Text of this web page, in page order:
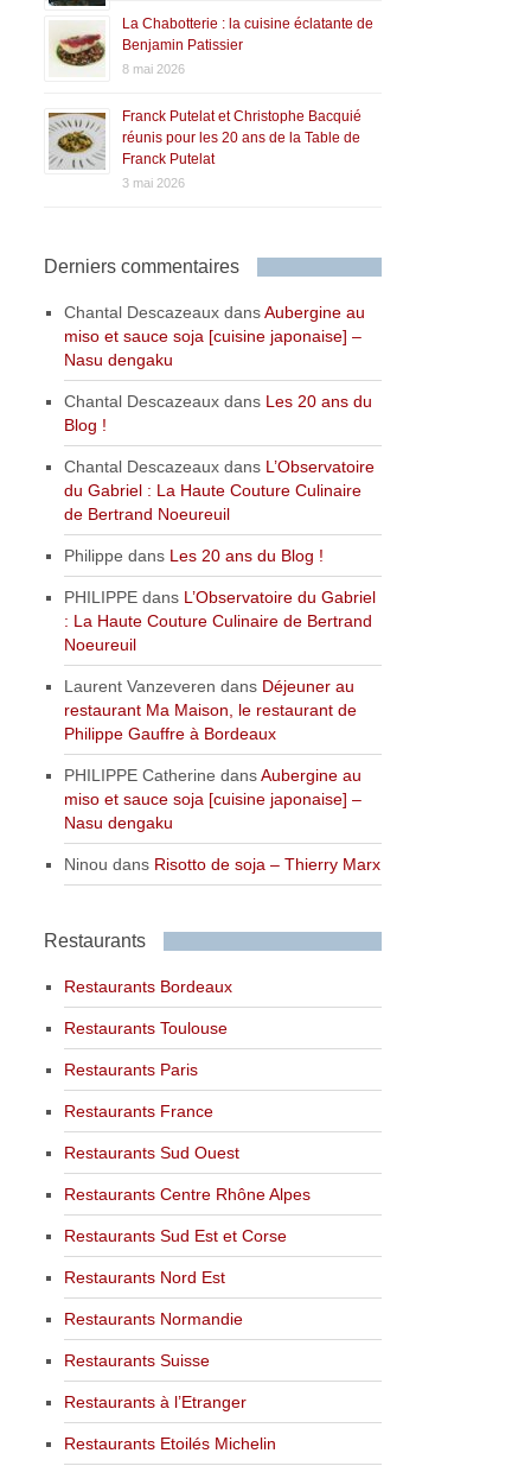
La Chabotterie : la cuisine éclatante de
Benjamin Patissier
8 mai 2026
Franck Putelat et Christophe Bacquié
réunis pour les 20 ans de la Table de
Franck Putelat
3 mai 2026
Derniers commentaires
Chantal Descazeaux dansAubergine au
miso et sauce soja [cuisine japonaise] –
Nasu dengaku
Chantal Descazeaux dans Les 20 ans du
Blog !
Chantal Descazeaux dans L’Observatoire
du Gabriel : La Haute Couture Culinaire
de Bertrand Noeureuil
Philippe dans Les 20 ans du Blog !
PHILIPPE dans L’Observatoire du Gabriel
: La Haute Couture Culinaire de Bertrand
Noeureuil
Laurent Vanzeveren dans Déjeuner au
restaurant Ma Maison, le restaurant de
Philippe Gauffre à Bordeaux
PHILIPPE Catherine dansAubergine au
miso et sauce soja [cuisine japonaise] –
Nasu dengaku
Ninou dans Risotto de soja – Thierry Marx
Restaurants
Restaurants Bordeaux
Restaurants Toulouse
Restaurants Paris
Restaurants France
Restaurants Sud Ouest
Restaurants Centre Rhône Alpes
Restaurants Sud Est et Corse
Restaurants Nord Est
Restaurants Normandie
Restaurants Suisse
Restaurants à l’Etranger
Restaurants Etoilés Michelin